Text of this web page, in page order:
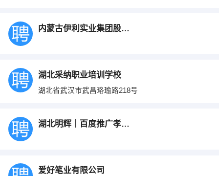
内蒙古伊利实业集团股份有限公司
湖北采纳职业培训学校
湖北省武汉市武昌珞瑜路218号
湖北明辉｜百度推广孝感营销中心
爱好笔业有限公司